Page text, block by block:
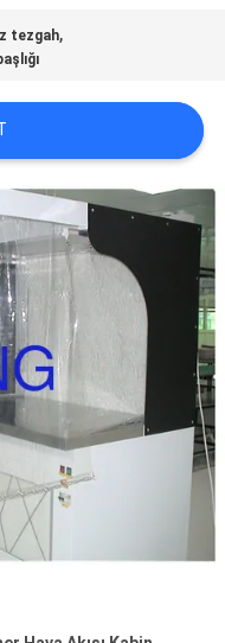
tezgah,